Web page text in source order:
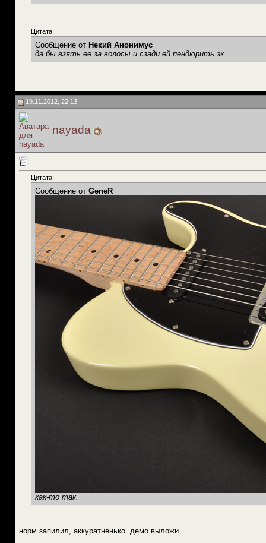
Цитата:
Сообщение от Некий Анонимус
да бы взять ее за волосы и сзади ей пендюрить эх...
19.11.2012, 22:13
nayada
Цитата:
Сообщение от GeneR
как-то так.
норм запилил, аккуратненько. демо выложи